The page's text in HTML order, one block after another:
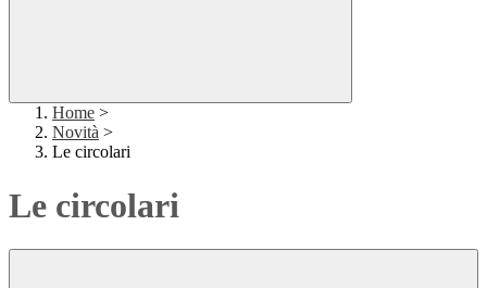
Home >
Novità >
Le circolari
Le circolari